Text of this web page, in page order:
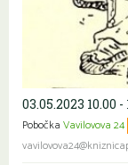
03.05.2023 10.00 -
Pobočka Vavilovova 24